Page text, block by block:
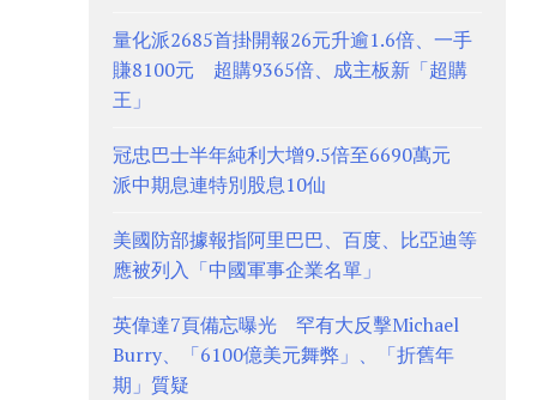
量化派2685首掛開報26元升逾1.6倍、一手
賺8100元 超購9365倍、成主板新「超購
王」
冠忠巴士半年純利大增9.5倍至6690萬元
派中期息連特別股息10仙
美國防部據報指阿里巴巴、百度、比亞迪等
應被列入「中國軍事企業名單」
英偉達7頁備忘曝光 罕有大反擊Michael
Burry、「6100億美元舞弊」、「折舊年
期」質疑